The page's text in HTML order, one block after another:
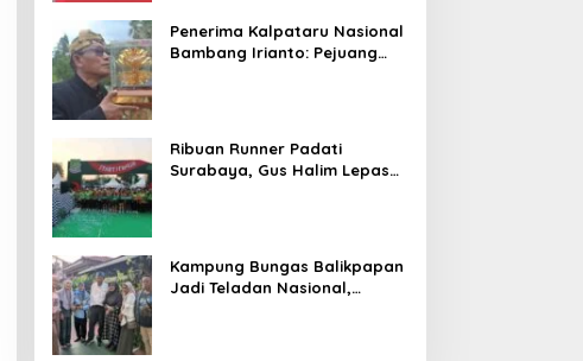
Penerima Kalpataru Nasional
Bambang Irianto: Pejuang
Ribuan Runner Padati
Surabaya, Gus Halim Lepas
Kampung Bungas Balikpapan
Jadi Teladan Nasional,